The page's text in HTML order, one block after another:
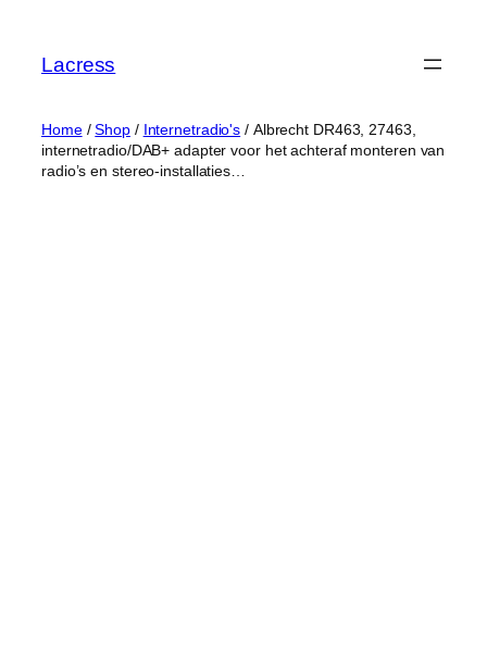
content
Lacress
Home/Shop/ Internetradio's / Albrecht DR463, 27463,
internetradio/DAB+ adapter voor het achteraf monteren van
radio’s en stereo-installaties…